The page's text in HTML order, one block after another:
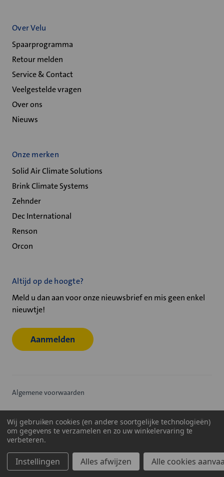
Over Velu
Spaarprogramma
Retour melden
Service & Contact
Veelgestelde vragen
Over ons
Nieuws
Onze merken
Solid Air Climate Solutions
Brink Climate Systems
Zehnder
Dec International
Renson
Orcon
Altijd op de hoogte?
Meld u dan aan voor onze nieuwsbrief en mis geen enkel
nieuwtje!
Aanmelden
Algemene voorwaarden
Cookiebeleid
Wij gebruiken cookies (en andere soortgelijke technologieën)
om gegevens te verzamelen en zo uw winkelervaring te
verbeteren.
Instellingen Alles afwijzen Alle cookies